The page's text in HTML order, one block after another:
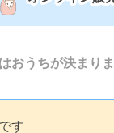
おうちが決まり
す